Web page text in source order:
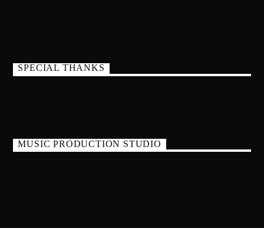
SPECIAL THANKS
MUSIC PRODUCTION STUDIO